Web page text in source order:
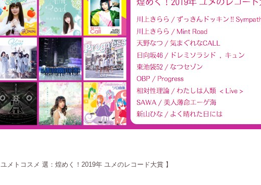
ユメトコスメ 選：煌めく！2019年 ユメのレコード大賞 】